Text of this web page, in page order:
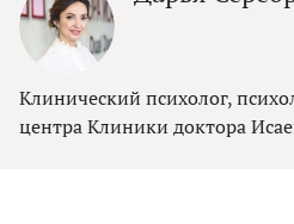
Клинический психолог,
центра Клиники доктора